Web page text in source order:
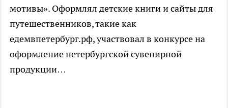
мотивы». Оформлял детские книги и сайты для
путешественников, такие как
едемвпетербург.рф, участвовал в конкурсе на
оформление петербургской сувенирной
продукции…